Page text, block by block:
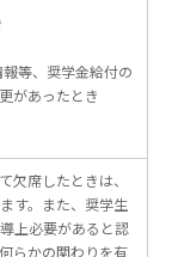
等、奨学金給付の
があったとき
欠席したときは、
す。また、奨学生
上必要があると認
らかの関わりを有